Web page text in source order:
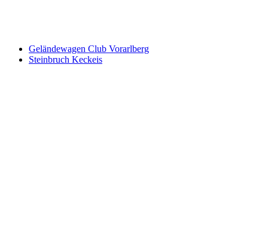
Geländewagen Club Vorarlberg
Steinbruch Keckeis